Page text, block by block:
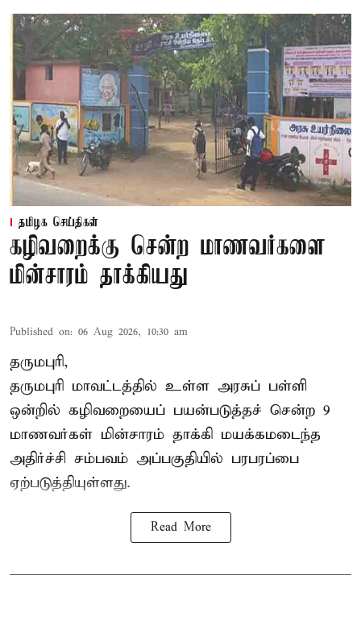
தமிழக செய்திகள்
கழிவறைக்கு சென்ற மாணவர்களை
மின்சாரம் தாக்கியது
Published on: 06 Aug 2026, 10:30 am
தருமபுரி,
தருமபுரி மாவட்டத்தில் உள்ள அரசுப் பள்ளி
ஒன்றில் கழிவறையைப் பயன்படுத்தச் சென்ற 9
மாணவர்கள் மின்சாரம் தாக்கி மயக்கமடைந்த
அதிர்ச்சி சம்பவம் அப்பகுதியில் பரபரப்பை
ஏற்படுத்தியுள்ளது.
Read More